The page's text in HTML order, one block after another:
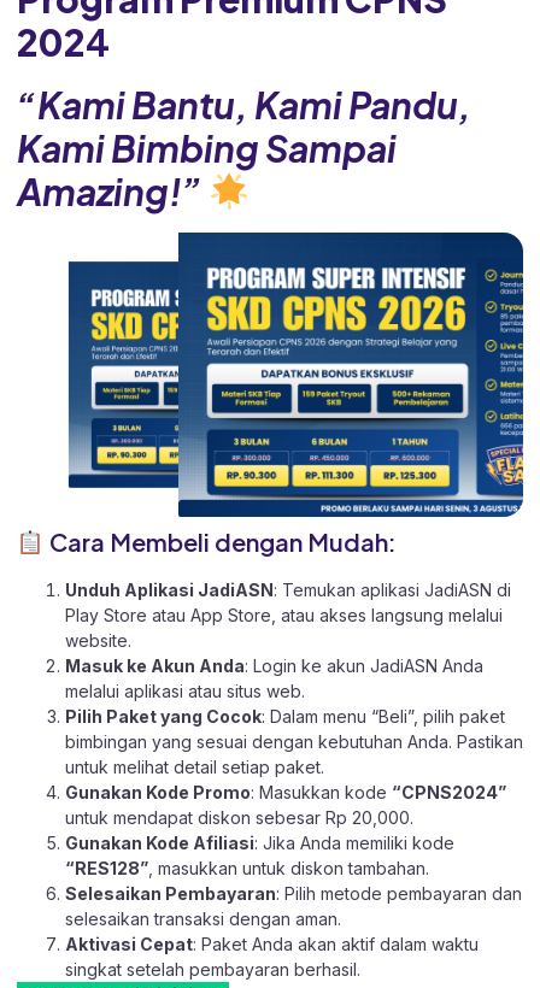
2024
“Kami Bantu, Kami Pandu,
Kami Bimbing Sampai
Amazing!”
Cara Membeli dengan Mudah:
Unduh Aplikasi JadiASN : Temukan aplikasi JadiASN di
Play Store atau App Store, atau akses langsung melalui
website.
Masuk ke Akun Anda: Login ke akun JadiASN Anda
melalui aplikasi atau situs web.
Pilih Paket yang Cocok: Dalam menu “Beli”, pilih paket
bimbingan yang sesuai dengan kebutuhan Anda. Pastikan
untuk melihat detail setiap paket.
Gunakan Kode Promo: Masukkan kode “CPNS2024”
untuk mendapat diskon sebesar Rp 20,000.
Gunakan Kode Afiliasi: Jika Anda memiliki kode
“RES128”, masukkan untuk diskon tambahan.
Selesaikan Pembayaran: Pilih metode pembayaran dan
selesaikan transaksi dengan aman.
Aktivasi Cepat: Paket Anda akan aktif dalam waktu
singkat setelah pembayaran berhasil.